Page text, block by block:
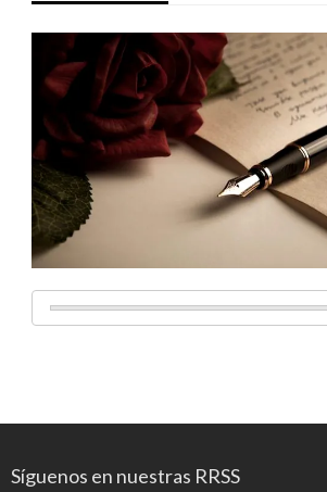
Síguenos en nuestras RRSS